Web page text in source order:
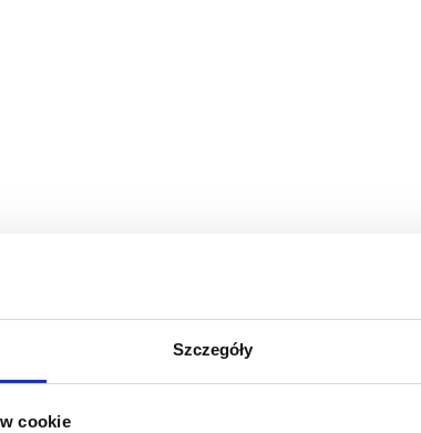
Szczegóły
cookie